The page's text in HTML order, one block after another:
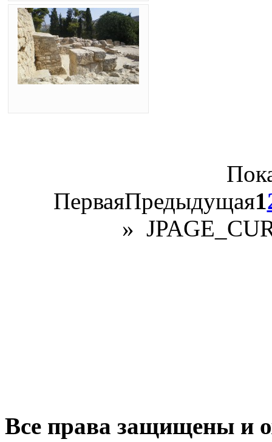
ПерваяПредыдущая1
»
Все права защищены и